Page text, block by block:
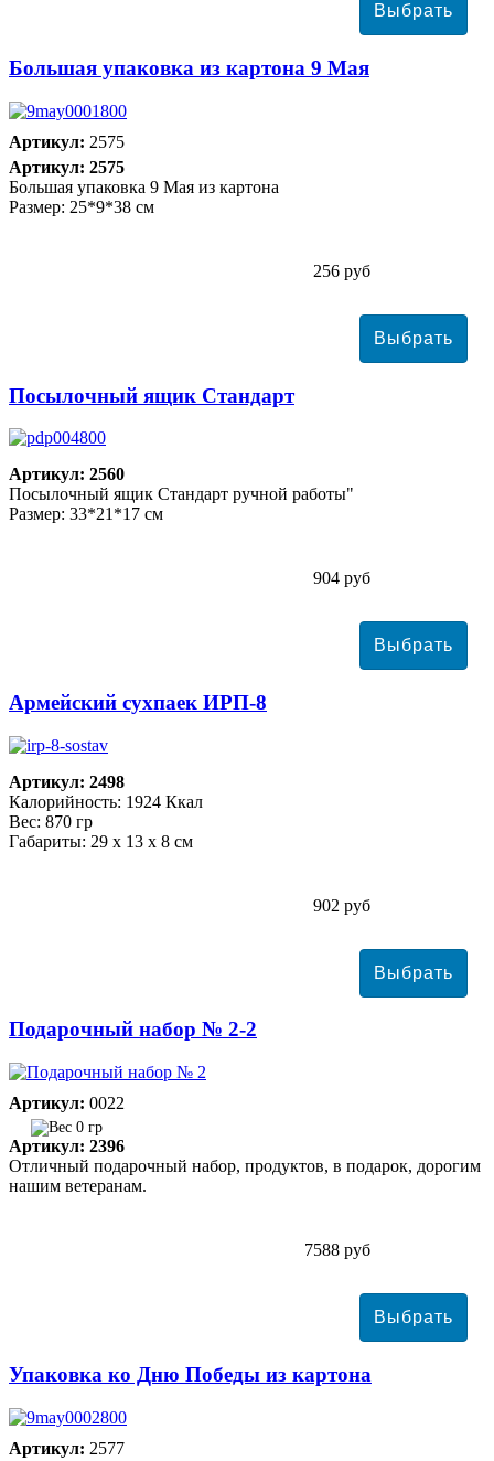
Большая упаковка из картона 9 Мая
Артикул: 2575
Артикул: 2575
Большая упаковка 9 Мая из картона
Размер: 25*9*38 см
256 руб
Посылочный ящик Стандарт
Артикул: 2560
Посылочный ящик Стандарт ручной работы"
Размер: 33*21*17 см
904 руб
Армейский сухпаек ИРП-8
Артикул: 2498
Калорийность: 1924 Ккал
Вес: 870 гр
Габариты: 29 х 13 х 8 см
902 руб
Подарочный набор № 2-2
Артикул: 0022
0 гр
Артикул: 2396
Отличный подарочный набор, продуктов, в подарок, дорогим
нашим ветеранам.
7588 руб
Упаковка ко Дню Победы из картона
Артикул: 2577